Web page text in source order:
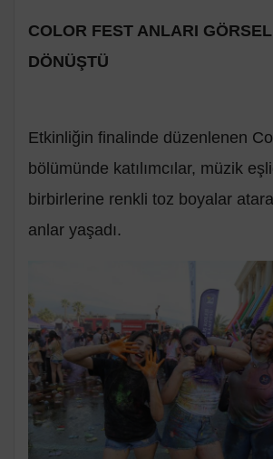
COLOR FEST ANLARI
DÖNÜŞTÜ
Etkinliğin finalinde düzenlenen
bölümünde katılımcılar, müzik
birbirlerine renkli toz boyalar
anlar yaşadı.